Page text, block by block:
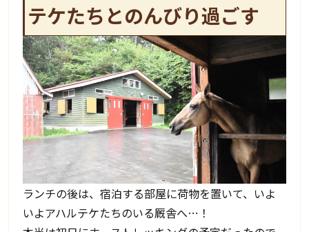
テケたちとのんびり過ごす
ランチの後は、宿泊する部屋に荷物を置いて、いよ
いよアハルテケたちのいる厩舎へ…！